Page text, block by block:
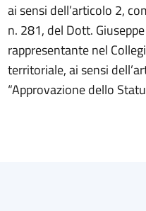
ai sensi dell’articolo 2,
n. 281, del Dott.
rappresentante nel
territoriale, ai sensi
“Approvazione dello